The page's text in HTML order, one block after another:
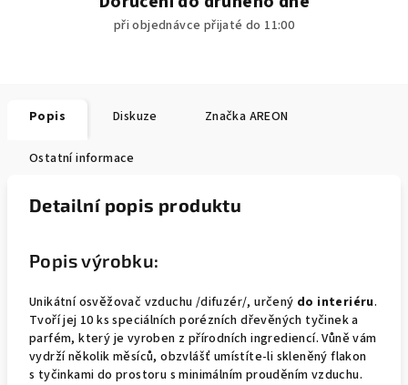
při objednávce přijaté do 11:00
Popis Diskuze Značka AREON
Ostatní informace
Detailní popis produktu
Popis výrobku:
Unikátní osvěžovač vzduchu /difuzér/, určený do interiéru.
Tvoří jej 10 ks speciálních porézních dřevěných tyčinek a
parfém, který je vyroben z přírodních ingrediencí. Vůně vám
vydrží několik měsíců, obzvlášť umístíte-li skleněný flakon
s tyčinkami do prostoru s minimálním prouděním vzduchu.